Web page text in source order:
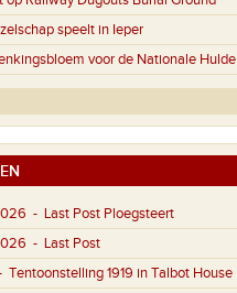
speelt in Ieper
voor de Nationale Hulde
- Last Post Ploegsteert
- Last Post
Tentoonstelling 1919 in Talbot House